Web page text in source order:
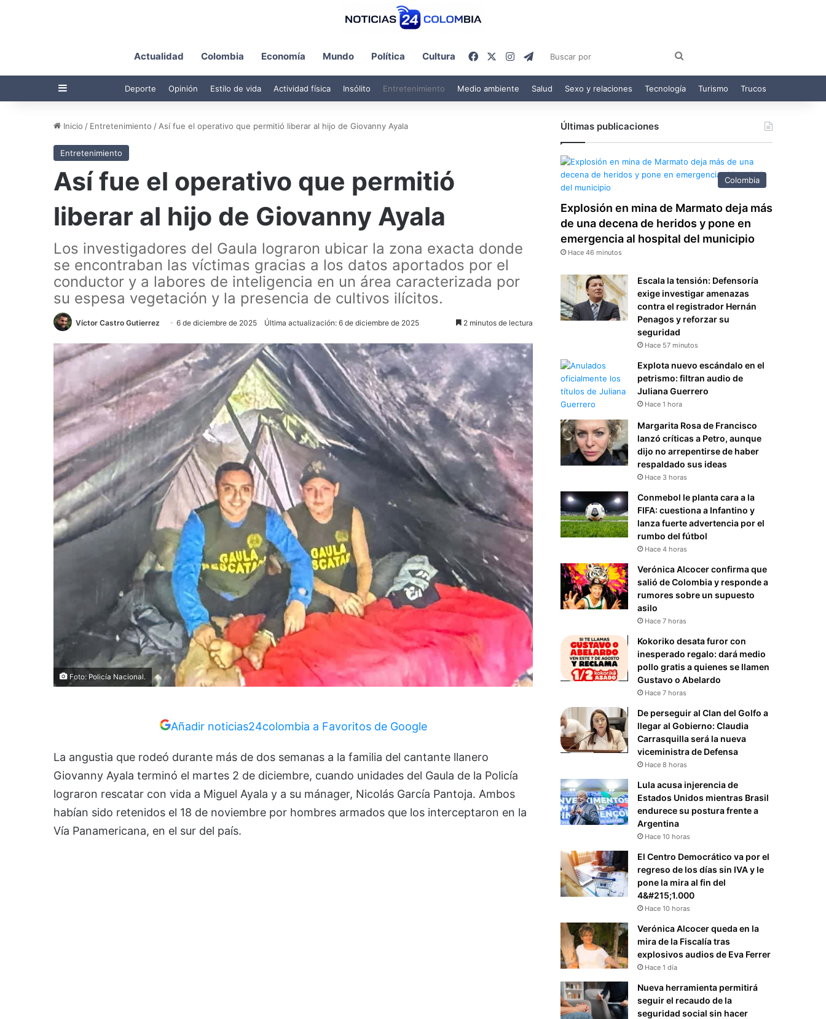
Actualidad Colombia Economía Mundo Política Cultura FacebookInstagram
Telegram
por
Barra lateral Deporte Opinión Estilo de vida Actividad física Insólito Entretenimiento Medio ambiente Salud Sexo y relaciones Tecnología Turismo Trucos
Inicio / Entretenimiento / Así fue el operativo que permitió liberar al hijo de Giovanny Ayala
Entretenimiento
Así fue el operativo que permitió
liberar al hijo de Giovanny Ayala
Los investigadores del Gaula lograron ubicar la zona exacta donde
se encontraban las víctimas gracias a los datos aportados por el
conductor y a labores de inteligencia en un área caracterizada por
su espesa vegetación y la presencia de cultivos ilícitos.
Víctor Castro Gutierrez 6 de diciembre de 2025 Última actualización: 6 de diciembre de 2025 2 minutos de lectura
Foto: Policía Nacional.
Añadir noticias24colombia a Favoritos de Google
La angustia que rodeó durante más de dos semanas a la familia del cantante llanero
Giovanny Ayala terminó el martes 2 de diciembre, cuando unidades del Gaula de la Policía
lograron rescatar con vida a Miguel Ayala y a su mánager, Nicolás García Pantoja. Ambos
habían sido retenidos el 18 de noviembre por hombres armados que los interceptaron en la
Vía Panamericana, en el sur del país.
Últimas publicaciones
Colombia
Explosión en mina de Marmato deja más
de una decena de heridos y pone en
emergencia al hospital del municipio
Hace 46 minutos
Escala la tensión: Defensoría
exige investigar amenazas
contra el registrador Hernán
Penagos y reforzar su
seguridad
Hace 57 minutos
Explota nuevo escándalo en el
petrismo: filtran audio de
Juliana Guerrero
Hace 1 hora
Margarita Rosa de Francisco
lanzó críticas a Petro, aunque
dijo no arrepentirse de haber
respaldado sus ideas
Hace 3 horas
Conmebol le planta cara a la
FIFA: cuestiona a Infantino y
lanza fuerte advertencia por el
rumbo del fútbol
Hace 4 horas
Verónica Alcocer confirma que
salió de Colombia y responde a
rumores sobre un supuesto
asilo
Hace 7 horas
Kokoriko desata furor con
inesperado regalo: dará medio
pollo gratis a quienes se llamen
Gustavo o Abelardo
Hace 7 horas
De perseguir al Clan del Golfo a
llegar al Gobierno: Claudia
Carrasquilla será la nueva
viceministra de Defensa
Hace 8 horas
Lula acusa injerencia de
Estados Unidos mientras Brasil
endurece su postura frente a
Argentina
Hace 10 horas
El Centro Democrático va por el
regreso de los días sin IVA y le
pone la mira al fin del
4&#215;1.000
Hace 10 horas
Verónica Alcocer queda en la
mira de la Fiscalía tras
explosivos audios de Eva Ferrer
Hace 1 día
Nueva herramienta permitirá
seguir el recaudo de la
seguridad social sin hacer